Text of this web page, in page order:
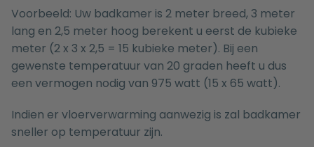
Voorbeeld: Uw badkamer is 2 meter breed, 3 meter
lang en 2,5 meter hoog berekent u eerst de kubieke
meter (2 x 3 x 2,5 = 15 kubieke meter). Bij een
gewenste temperatuur van 20 graden heeft u dus
een vermogen nodig van 975 watt (15 x 65 watt).
Indien er vloerverwarming aanwezig is zal badkamer
sneller op temperatuur zijn.